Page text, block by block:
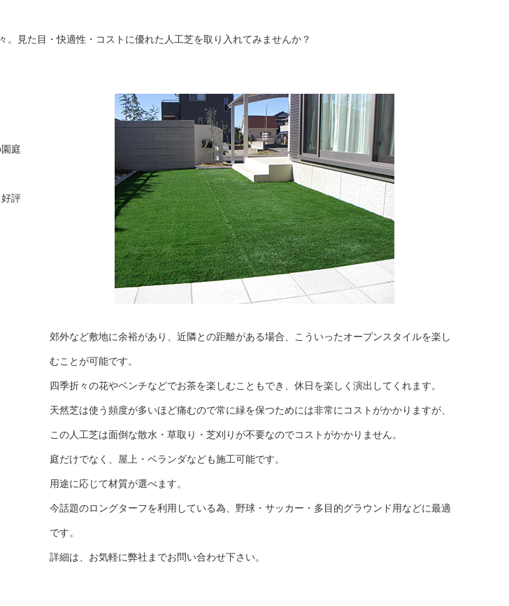
見た目・快適性・コストに優れた人工芝を取り入れてみませんか？
庭
評
郊外など敷地に余裕があり、近隣との距離がある場合、こういったオープンスタイルを楽し
むことが可能です。
四季折々の花やベンチなどでお茶を楽しむこともでき、休日を楽しく演出してくれます。
天然芝は使う頻度が多いほど痛むので常に緑を保つためには非常にコストがかかりますが、
この人工芝は面倒な散水・草取り・芝刈りが不要なのでコストがかかりません。
庭だけでなく、屋上・ベランダなども施工可能です。
用途に応じて材質が選べます。
今話題のロングターフを利用している為、野球・サッカー・多目的グラウンド用などに最適
です。
詳細は、お気軽に弊社までお問い合わせ下さい。